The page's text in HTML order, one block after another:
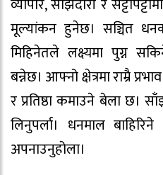
व्यापार, साझेदारी र
मूल्यांकन हुनेछ। सञ्चित
मिहिनेतले लक्ष्यमा पुग्न
बन्नेछ। आफ्नो क्षेत्रमा राम्रै
र प्रतिष्ठा कमाउने बेला छ।
लिनुपर्ला। धनमाल
अपनाउनुहोला।